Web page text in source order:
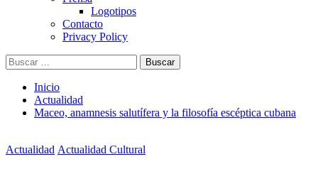
Logotipos
Contacto
Privacy Policy
Buscar:
Inicio
Actualidad
Maceo, anamnesis salutífera y la filosofía escéptica cubana
Actualidad Actualidad Cultural